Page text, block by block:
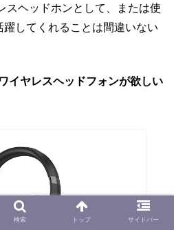
スヘッドホンとして、または使
してくれることは間違いない
イヤレスヘッドフォンが欲しい
検索 トップ サイドバー